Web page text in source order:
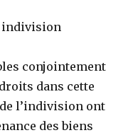
indivision
conjointement
dans cette
l’indivision ont
des biens